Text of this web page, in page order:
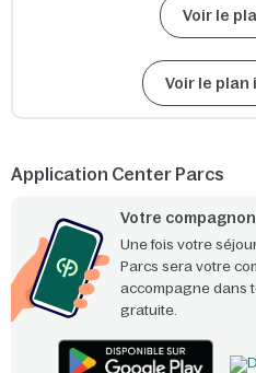
Voir le
Voir le
Application Center Parcs
Votre
Une fois votre
Parcs sera votre
accompagne dans
gratuite.